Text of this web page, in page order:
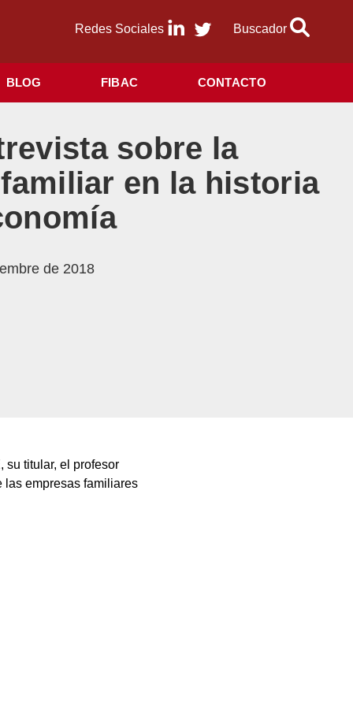
Buscador
Redes Sociales
BLOG FIBAC CONTACTO
sobre la
en la historia
de 2018
su titular, el profesor
las empresas familiares